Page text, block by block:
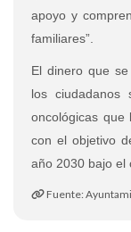
apoyo y
familiares”.
El dinero que
los ciudadanos
oncológicas que
con el objetivo
año 2030 bajo el
Fuente: